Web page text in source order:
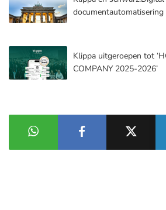
Klippa uitgeroepen tot
COMPANY 2025-2026’